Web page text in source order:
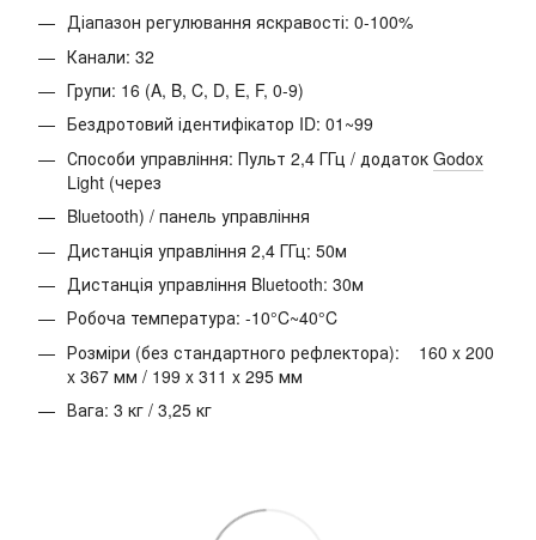
Діапазон регулювання яскравості: 0-100%
Канали: 32
Групи: 16 (A, B, C, D, E, F, 0-9)
Бездротовий ідентифікатор ID: 01~99
Способи управління: Пульт 2,4 ГГц / додаток Godox
Light (через
Bluetooth) / панель управління
Дистанція управління 2,4 ГГц: 50м
Дистанція управління Bluetooth: 30м
Робоча температура: -10°C~40°C
Розміри (без стандартного рефлектора): 160 x 200
x 367 мм / 199 x 311 x 295 мм
Вага: 3 кг / 3,25 кг